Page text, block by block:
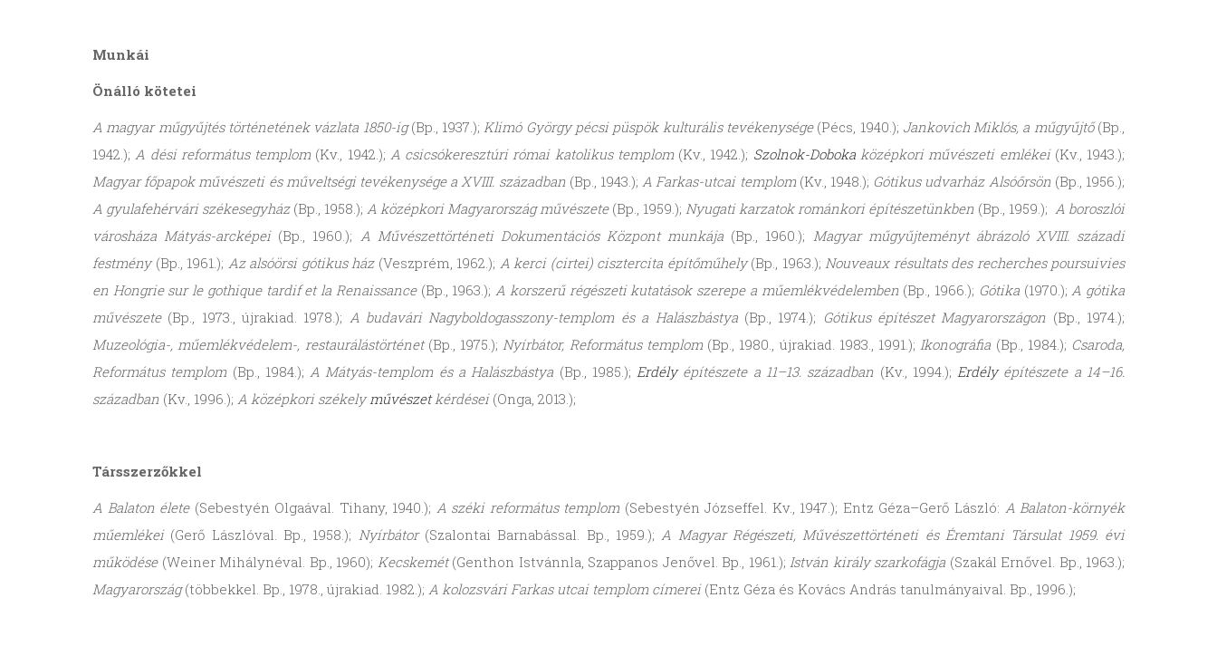
Munkái
Önálló kötetei
A magyar műgyűjtés történetének vázlata 1850-ig(Bp., 1937.);Klimó György pécsi püspök kulturális tevékenysége(Pécs, 1940.); Jankovich Miklós, a műgyűjtő(Bp.,
1942.);A dési református templom (Kv., 1942.); A csicsókeresztúri római katolikus templom(Kv., 1942.); Szolnok-Dobokaközépkori művészeti emlékei(Kv., 1943.);
Magyar főpapok művészeti és műveltségi tevékenysége a XVIII. században(Bp., 1943.);A Farkas-utcai templom(Kv., 1948.); Gótikus udvarház Alsóőrsön(Bp., 1956.);
A gyulafehérvári székesegyház(Bp., 1958.); A középkori Magyarország művészete(Bp., 1959.); Nyugati karzatok románkori építészetünkben (Bp., 1959.); A boroszlói
városháza Mátyás-arcképei(Bp., 1960.); A Művészettörténeti Dokumentációs Központ munkája (Bp., 1960.); Magyar műgyűjteményt ábrázoló XVIII. századi
festmény(Bp., 1961.); Az alsóörsi gótikus ház(Veszprém, 1962.); A kerci (cirtei) cisztercita építőműhely(Bp., 1963.); Nouveaux résultats des recherches poursuivies
en Hongrie sur le gothique tardif et la Renaissance (Bp., 1963.);A korszerű régészeti kutatások szerepe a műemlékvédelemben(Bp., 1966.); Gótika(1970.);A gótika
művészete(Bp., 1973., újrakiad. 1978.); A budavári Nagyboldogasszony-templom és a Halászbástya(Bp., 1974.); Gótikus építészet Magyarországon (Bp., 1974.);
Muzeológia-, műemlékvédelem-, restaurálástörténet(Bp., 1975.);Nyírbátor, Református templom(Bp., 1980., újrakiad. 1983., 1991.);Ikonográfia (Bp., 1984.); Csaroda,
Református templom (Bp., 1984.);A Mátyás-templom és a Halászbástya (Bp., 1985.);Erdélyépítészete a 11–13. században (Kv., 1994.);Erdélyépítészete a 14–16.
században (Kv., 1996.); A középkori székelyművészetkérdései(Onga, 2013.);
Társszerzőkkel
A Balaton élete(Sebestyén Olgaával. Tihany, 1940.); A széki református templom (Sebestyén Józseffel. Kv., 1947.); Entz Géza–Gerő László: A Balaton-környék
műemlékei(Gerő Lászlóval. Bp., 1958.); Nyírbátor(Szalontai Barnabással. Bp., 1959.);A Magyar Régészeti, Művészettörténeti és Éremtani Társulat 1959. évi
működése(Weiner Mihálynéval. Bp., 1960); Kecskemét(Genthon Istvánnla, Szappanos Jenővel. Bp., 1961.); István király szarkofágja (Szakál Ernővel. Bp., 1963.);
Magyarország(többekkel. Bp., 1978., újrakiad. 1982.); A kolozsvári Farkas utcai templom címerei(Entz Géza és Kovács András tanulmányaival. Bp., 1996.);